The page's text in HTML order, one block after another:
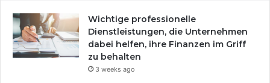
Wichtige professionelle
Dienstleistungen, die Unternehmen
dabei helfen, ihre Finanzen im Griff
zu behalten
3 weeks ago